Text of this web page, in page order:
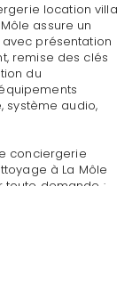
location villa
assure un
présentation
remise des clés
du
système audio,
conciergerie
à La Môle
toute demande :